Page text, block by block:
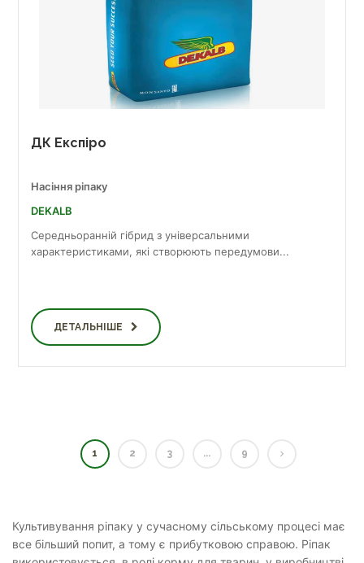
ДК Експіро
Насіння ріпаку
DEKALB
Середньоранній гібрид з універсальними
характеристиками, які створюють передумови...
ДЕТАЛЬНІШЕ
1 2 3 ... 9
Культивування ріпаку у сучасному сільському процесі має
все більший попит, а тому є прибутковою справою. Ріпак